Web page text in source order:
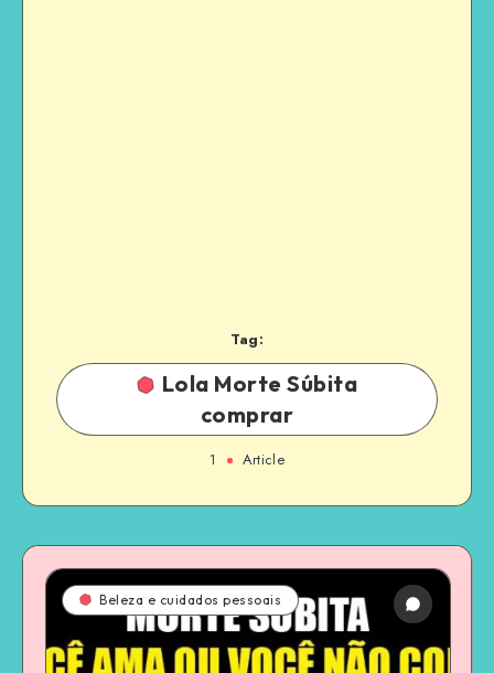
Tag:
Lola Morte Súbita
comprar
1 Article
Beleza e cuidados pessoais